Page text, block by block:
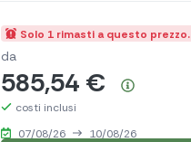
Solo 1 rimasti a questo prezzo.
da
585,54 €
costi inclusi
07/08/26
10/08/26